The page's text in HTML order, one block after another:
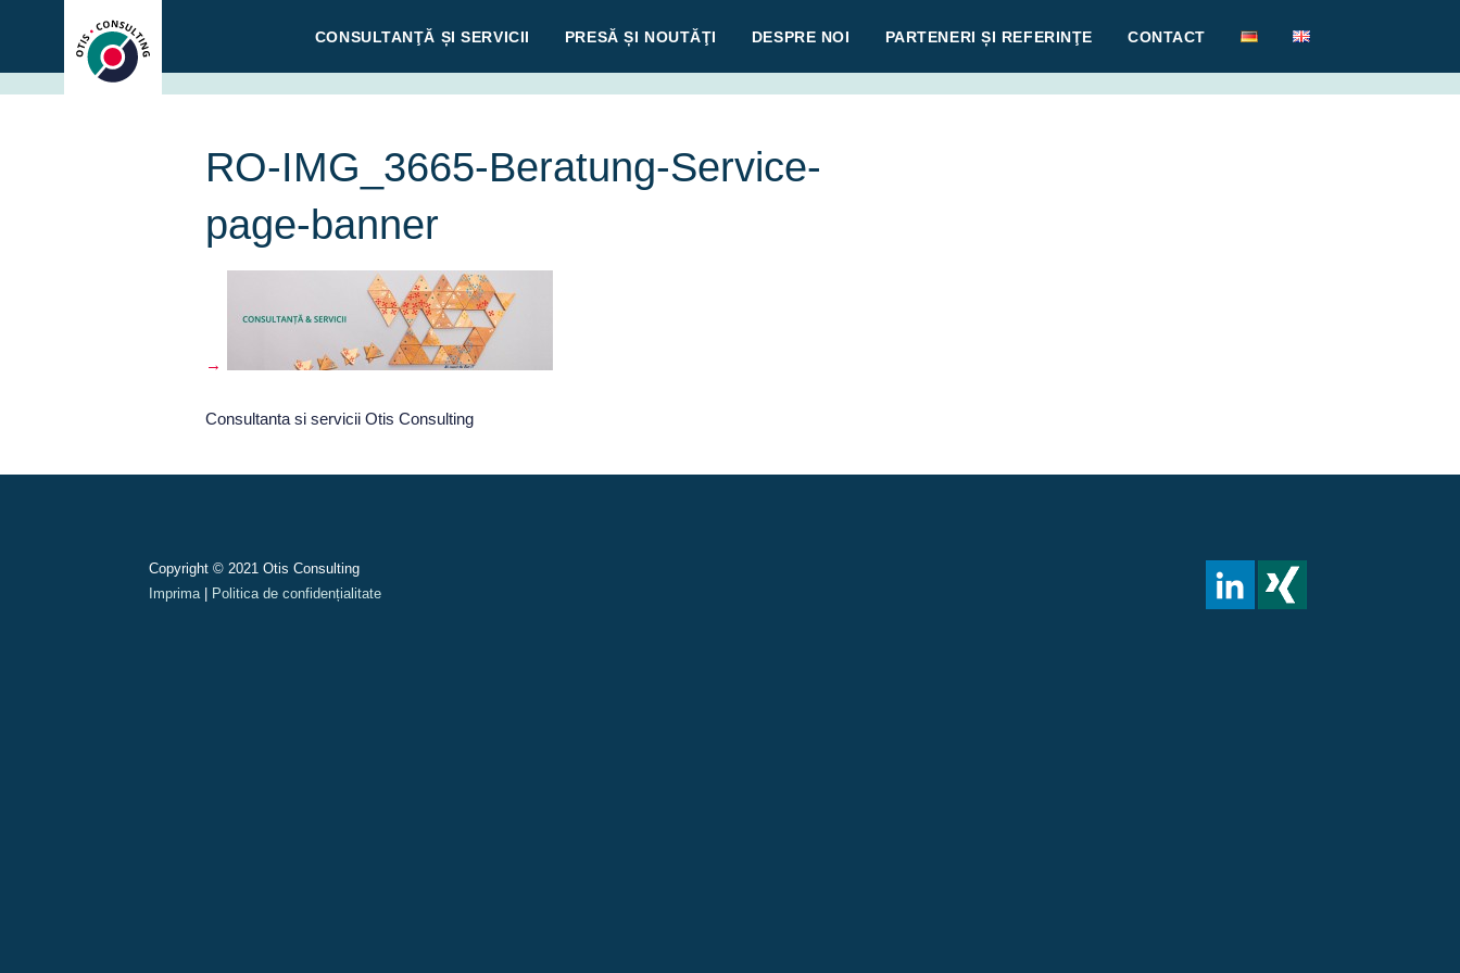
content
CONSULTANŢĂ ȘI SERVICII PRESĂ ȘI NOUTĂŢI DESPRE NOI PARTENERI ȘI REFERINŢE CONTACT
RO-IMG_3665-Beratung-Service-
page-banner
Consultanta si servicii Otis Consulting
Copyright © 2021 Otis Consulting
Imprima| Politica de confidențialitate